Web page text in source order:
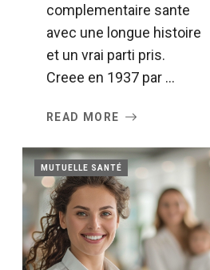
complementaire sante
avec une longue histoire
et un vrai parti pris.
Creee en 1937 par ...
READ MORE
MUTUELLE SANTÉ